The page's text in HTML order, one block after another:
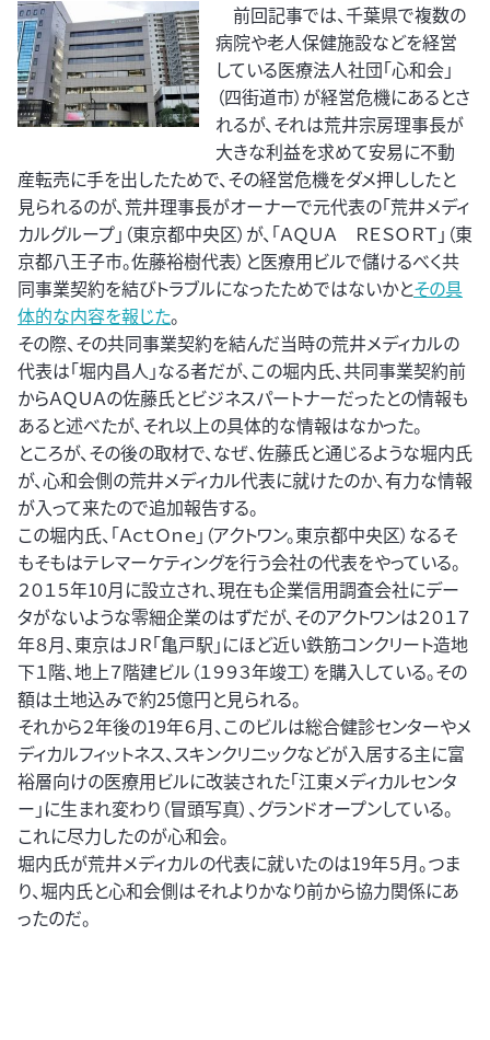
前回記事では、千葉県で複数の
病院や老人保健施設などを経営
している医療法人社団「心和会」
（四街道市）が経営危機にあるとさ
れるが、それは荒井宗房理事長が
大きな利益を求めて安易に不動
産転売に手を出したためで、その経営危機をダメ押ししたと
見られるのが、荒井理事長がオーナーで元代表の「荒井メディ
カルグループ」（東京都中央区）が、「ＡＱＵＡ ＲＥＳＯＲＴ」（東
京都八王子市。佐藤裕樹代表）と医療用ビルで儲けるべく共
同事業契約を結びトラブルになったためではないかとその具
体的な内容を報じた。
その際、その共同事業契約を結んだ当時の荒井メディカルの
代表は「堀内昌人」なる者だが、この堀内氏、共同事業契約前
からＡＱＵＡの佐藤氏とビジネスパートナーだったとの情報も
あると述べたが、それ以上の具体的な情報はなかった。
ところが、その後の取材で、なぜ、佐藤氏と通じるような堀内氏
が、心和会側の荒井メディカル代表に就けたのか、有力な情報
が入って来たので追加報告する。
この堀内氏、「ＡｃｔＯｎｅ」（アクトワン。東京都中央区）なるそ
もそもはテレマーケティングを行う会社の代表をやっている。
２０１５年10月に設立され、現在も企業信用調査会社にデー
タがないような零細企業のはずだが、そのアクトワンは２０１７
年８月、東京はＪＲ「亀戸駅」にほど近い鉄筋コンクリート造地
下１階、地上７階建ビル（１９９３年竣工）を購入している。その
額は土地込みで約25億円と見られる。
それから２年後の19年６月、このビルは総合健診センターやメ
ディカルフィットネス、スキンクリニックなどが入居する主に富
裕層向けの医療用ビルに改装された「江東メディカルセンタ
ー」に生まれ変わり（冒頭写真）、グランドオープンしている。
これに尽力したのが心和会。
堀内氏が荒井メディカルの代表に就いたのは19年５月。つま
り、堀内氏と心和会側はそれよりかなり前から協力関係にあ
ったのだ。